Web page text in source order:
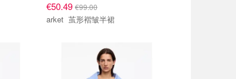
€50.49 €99.00
arket 茧形褶皱半裙